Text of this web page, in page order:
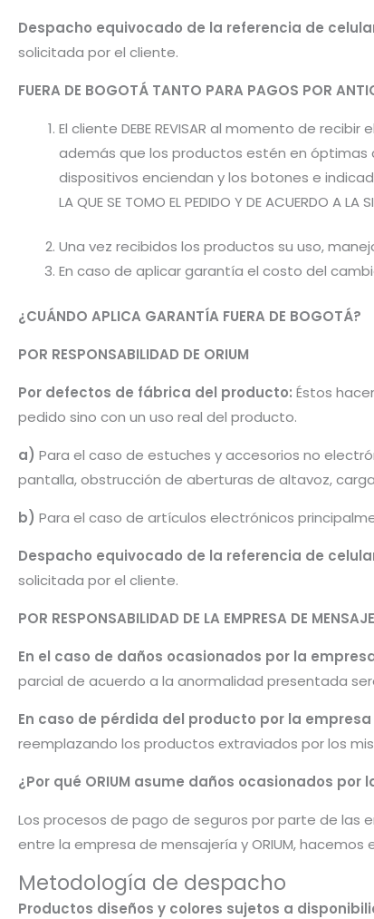
Despacho equivocado de la referencia de
solicitada por el cliente.
FUERA DE BOGOTÁ TANTO PARA PAGOS POR
El cliente DEBE REVISAR al momento de
además que los productos estén en óptimas
dispositivos enciendan y los botones e
LA QUE SE TOMO EL PEDIDO Y DE ACUERDO A LA
Una vez recibidos los productos su uso,
En caso de aplicar garantía el costo del
¿CUÁNDO APLICA GARANTÍA FUERA DE BOGOTÁ?
POR RESPONSABILIDAD DE ORIUM
Por defectos de fábrica del producto: Éstos
pedido sino con un uso real del producto.
a) Para el caso de estuches y accesorios no
pantalla, obstrucción de aberturas de altavoz,
b) Para el caso de artículos electrónicos
Despacho equivocado de la referencia de
solicitada por el cliente.
POR RESPONSABILIDAD DE LA EMPRESA DE
En el caso de daños ocasionados por la
parcial de acuerdo a la anormalidad presentada
En caso de pérdida del producto por la
reemplazando los productos extraviados por los
¿Por qué ORIUM asume daños ocasionados
Los procesos de pago de seguros por parte de
entre la empresa de mensajería y ORIUM,
Metodología de despacho
Productos diseños y colores sujetos a